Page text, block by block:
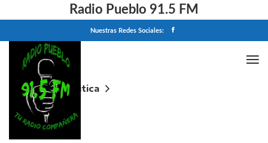
Radio Pueblo 91.5 FM
Nuestras Redes Sociales:
Home
Politica
Tras la reunión de Gesell, el axelismo salió a armar
listas para pelear los PJ locales